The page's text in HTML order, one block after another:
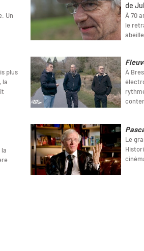
Un
de
À 70
le
plus
la
À
Le